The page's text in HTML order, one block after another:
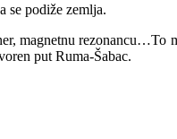
se podiže zemlja.
magnetnu
put Ruma-Šabac.